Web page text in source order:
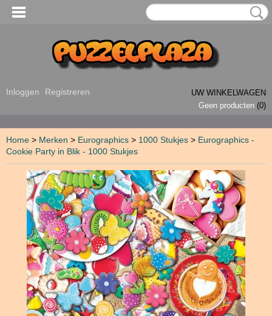
Inloggen Registreren
UW WINKELWAGEN
Geen producten (0)
Home > Merken > Eurographics > 1000 Stukjes > Eurographics -
Cookie Party in Blik - 1000 Stukjes